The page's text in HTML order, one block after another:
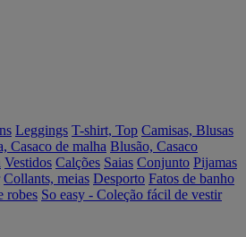
Leggings T-shirt, Top Camisas, Blusas
Casaco de malha Blusão, Casaco
Vestidos Calções Saias Conjunto Pijamas
Collants, meias Desporto Fatos de banho
robes So easy - Coleção fácil de vestir